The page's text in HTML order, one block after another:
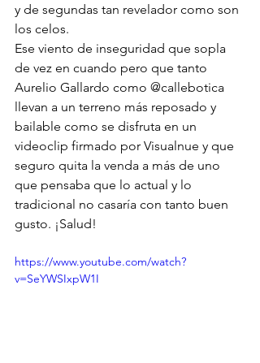
y de segundas tan revelador como son
los celos.
Ese viento de inseguridad que sopla
de vez en cuando pero que tanto
Aurelio Gallardo como @callebotica
llevan a un terreno más reposado y
bailable como se disfruta en un
videoclip firmado por Visualnue y que
seguro quita la venda a más de uno
que pensaba que lo actual y lo
tradicional no casaría con tanto buen
gusto. ¡Salud!
https://www.youtube.com/watch?
v=SeYWSIxpW1I